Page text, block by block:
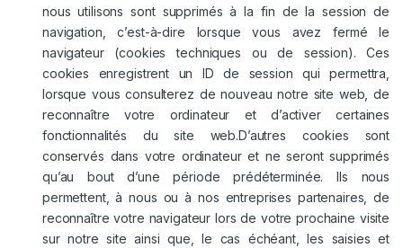
nous utilisons sont supprimés à la fin de la session de
navigation, c’est-à-dire lorsque vous avez fermé le
navigateur (cookies techniques ou de session). Ces
cookies enregistrent un ID de session qui permettra,
lorsque vous consulterez de nouveau notre site web, de
reconnaître votre ordinateur et d’activer certaines
fonctionnalités du site web.D’autres cookies sont
conservés dans votre ordinateur et ne seront supprimés
qu’au bout d’une période prédéterminée. Ils nous
permettent, à nous ou à nos entreprises partenaires, de
reconnaître votre navigateur lors de votre prochaine visite
sur notre site ainsi que, le cas échéant, les saisies et